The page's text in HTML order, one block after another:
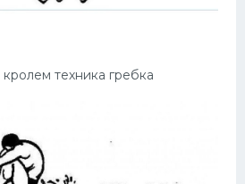
техника гребка